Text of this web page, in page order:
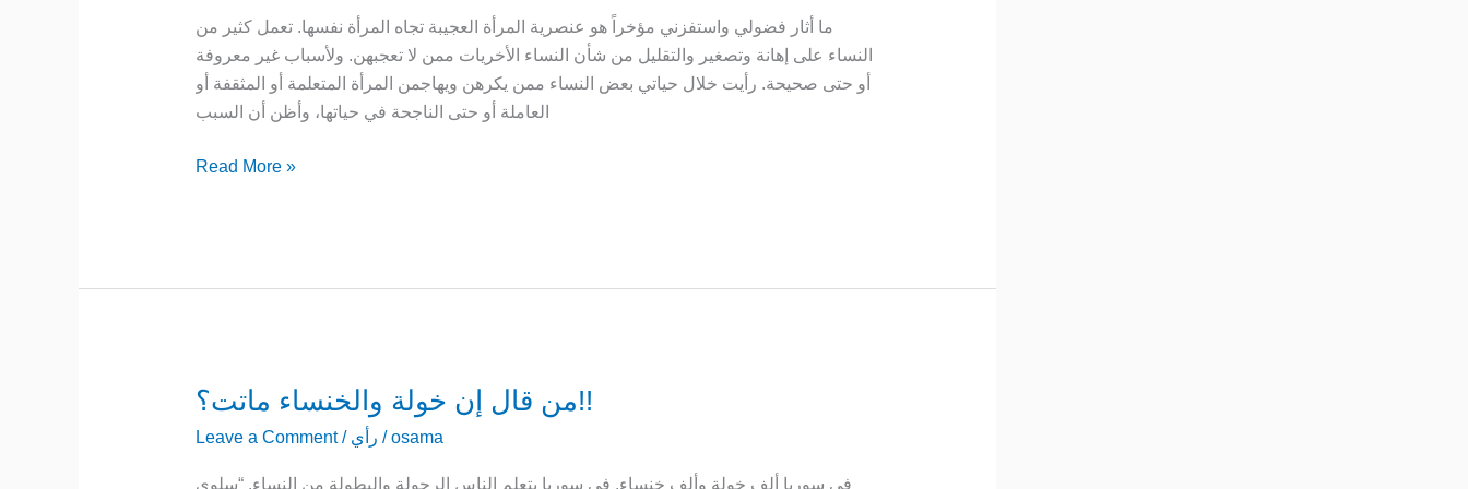
ما أثار فضولي واستفزني مؤخراً هو عنصرية المرأة العجيبة تجاه المرأة نفسها. تعمل كثير من
النساء على إهانة وتصغير والتقليل من شأن النساء الأخريات ممن لا تعجبهن. ولأسباب غير معروفة
أو حتى صحيحة. رأيت خلال حياتي بعض النساء ممن يكرهن ويهاجمن المرأة المتعلمة أو المثقفة أو
العاملة أو حتى الناجحة في حياتها، وأظن أن السبب
المرأة
Read More »
من قال إن خولة والخنساء ماتت؟!!
Leave a Comment / رأي /osama
في سوريا ألف خولة وألف خنساء. في سوريا يتعلم الناس الرجولة والبطولة من النساء. “سلوى
من
خولة